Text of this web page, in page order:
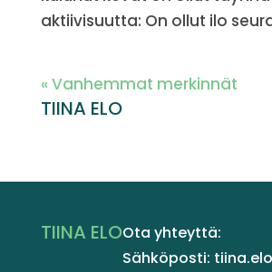
aktiivisuutta: On ollut ilo
« Vanhemmat merkinnät
TIINA ELO
TIINA ELOOta yhteyttä:
Sähköposti: